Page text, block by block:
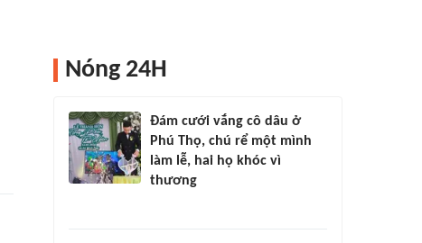
Nóng 24H
Đám cưới vắng cô dâu ở
Phú Thọ, chú rể một mình
làm lễ, hai họ khóc vì
thương